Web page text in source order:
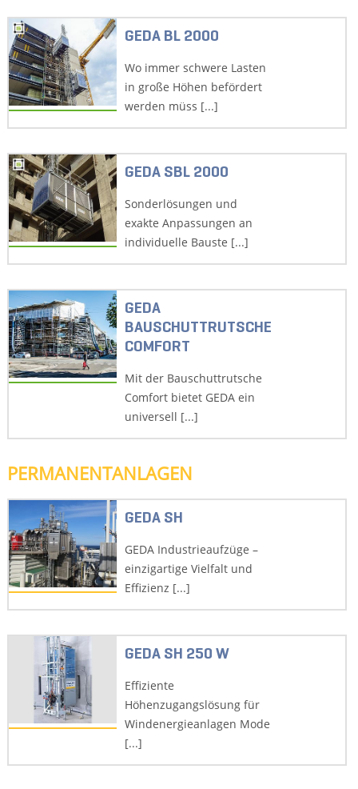
GEDA BL 2000
Wo immer schwere Lasten
in große Höhen befördert
werden müss [...]
GEDA SBL 2000
Sonderlösungen und
exakte Anpassungen an
individuelle Bauste [...]
GEDA
BAUSCHUTTRUTSCHE
COMFORT
Mit der Bauschuttrutsche
Comfort bietet GEDA ein
universell [...]
PERMANENTANLAGEN
GEDA SH
GEDA Industrieaufzüge –
einzigartige Vielfalt und
Effizienz [...]
GEDA SH 250 W
Effiziente
Höhenzugangslösung für
Windenergieanlagen Mode
[...]